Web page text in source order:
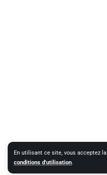
En utilisant ce site, vous acceptez la
conditions d'utilisation.